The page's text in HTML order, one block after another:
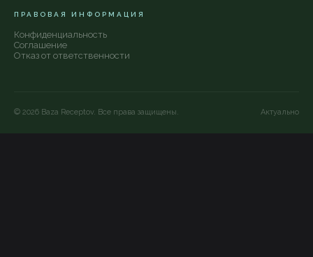
ПРАВОВАЯ ИНФОРМАЦИЯ
Конфиденциальность
Соглашение
Отказ от ответственности
© 2026 Baza Receptov. Все права защищены. Актуально